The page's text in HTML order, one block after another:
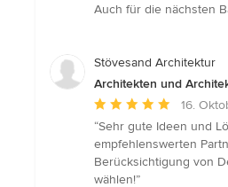
Auch für die nächsten
Stövesand Architektur
Architekten und
Durchschnittliche
Bewertung:
5
von
5
16.
“Sehr gute Ideen und
empfehlenswerten
Berücksichtigung von
wählen!”